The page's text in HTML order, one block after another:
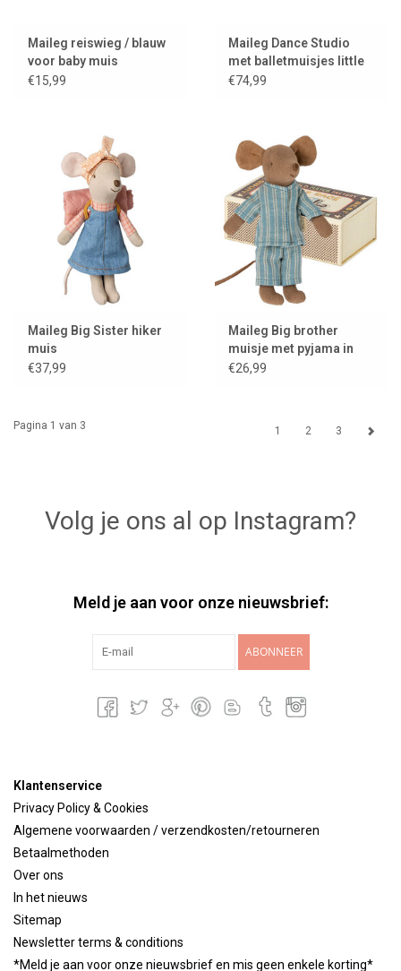
Maileg reiswieg / blauw
voor baby muis
€15,99
Maileg Dance Studio
met balletmuisjes little
sister & brother
€74,99
Maileg Big Sister hiker
muis
€37,99
Maileg Big brother
muisje met pyjama in
matchbox
€26,99
Pagina 1 van 3 1 2 3
Volg je ons al op Instagram?
Meld je aan voor onze nieuwsbrief:
ABONNEER
Klantenservice
Privacy Policy & Cookies
Algemene voorwaarden / verzendkosten/retourneren
Betaalmethoden
Over ons
In het nieuws
Sitemap
Newsletter terms & conditions
*Meld je aan voor onze nieuwsbrief en mis geen enkele korting*